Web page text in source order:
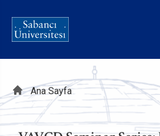
Sayfa
yolu
Ana Sayfa